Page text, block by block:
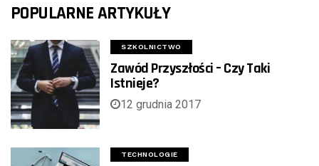
POPULARNE ARTYKUŁY
SZKOLNICTWO
Zawód Przyszłości – Czy Taki
Istnieje?
12 grudnia 2017
TECHNOLOGIE